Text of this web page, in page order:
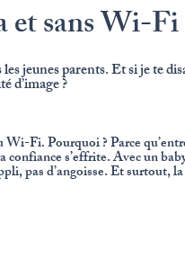
sans Wi-
jeunes parents. Et si je te
d’image ?
Fi. Pourquoi ? Parce
s’effrite. Avec un
pas d’angoisse. Et surtout,